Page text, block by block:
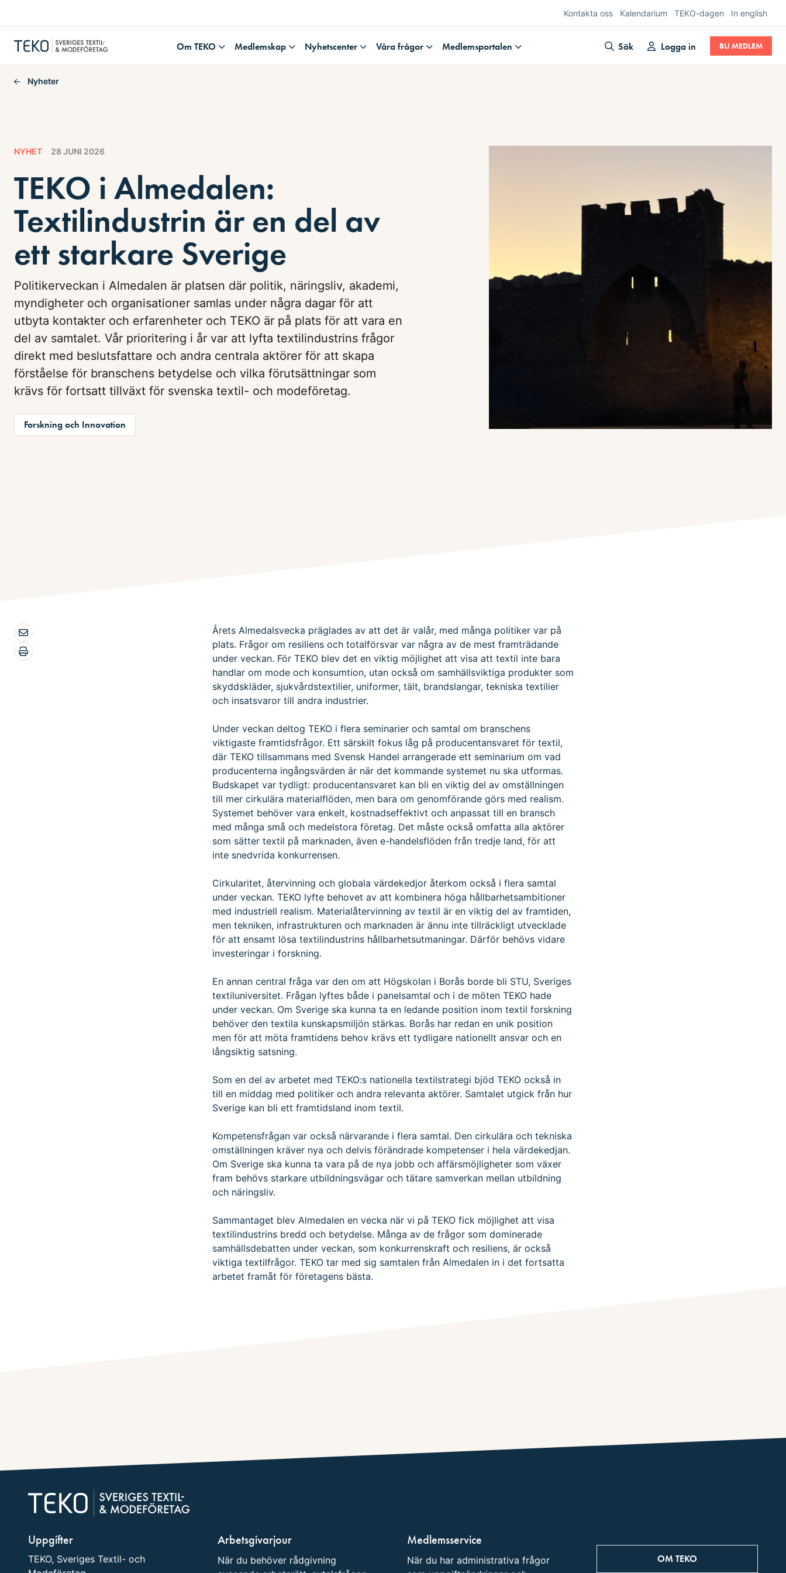
Kontakta oss Kalendarium TEKO-dagen In english
Om TEKO Medlemskap Nyhetscenter Våra frågor Medlemsportalen Sök Logga in BLI MEDLEM
Nyheter
NYHET 28 JUNI 2026
TEKO i Almedalen:
Textilindustrin är en del av
ett starkare Sverige
Politikerveckan i Almedalen är platsen där politik, näringsliv, akademi,
myndigheter och organisationer samlas under några dagar för att
utbyta kontakter och erfarenheter och TEKO är på plats för att vara en
del av samtalet. Vår prioritering i år var att lyfta textilindustrins frågor
direkt med beslutsfattare och andra centrala aktörer för att skapa
förståelse för branschens betydelse och vilka förutsättningar som
krävs för fortsatt tillväxt för svenska textil- och modeföretag.
Forskning och Innovation
Årets Almedalsvecka präglades av att det är valår, med många politiker var på
plats. Frågor om resiliens och totalförsvar var några av de mest framträdande
under veckan. För TEKO blev det en viktig möjlighet att visa att textil inte bara
handlar om mode och konsumtion, utan också om samhällsviktiga produkter som
skyddskläder, sjukvårdstextilier, uniformer, tält, brandslangar, tekniska textilier
och insatsvaror till andra industrier.
Under veckan deltog TEKO i flera seminarier och samtal om branschens
viktigaste framtidsfrågor. Ett särskilt fokus låg på producentansvaret för textil,
där TEKO tillsammans med Svensk Handel arrangerade ett seminarium om vad
producenterna ingångsvärden är när det kommande systemet nu ska utformas.
Budskapet var tydligt: producentansvaret kan bli en viktig del av omställningen
till mer cirkulära materialflöden, men bara om genomförande görs med realism.
Systemet behöver vara enkelt, kostnadseffektivt och anpassat till en bransch
med många små och medelstora företag. Det måste också omfatta alla aktörer
som sätter textil på marknaden, även e-handelsflöden från tredje land, för att
inte snedvrida konkurrensen.
Cirkularitet, återvinning och globala värdekedjor återkom också i flera samtal
under veckan. TEKO lyfte behovet av att kombinera höga hållbarhetsambitioner
med industriell realism. Materialåtervinning av textil är en viktig del av framtiden,
men tekniken, infrastrukturen och marknaden är ännu inte tillräckligt utvecklade
för att ensamt lösa textilindustrins hållbarhetsutmaningar. Därför behövs vidare
investeringar i forskning.
En annan central fråga var den om att Högskolan i Borås borde bli STU, Sveriges
textiluniversitet. Frågan lyftes både i panelsamtal och i de möten TEKO hade
under veckan. Om Sverige ska kunna ta en ledande position inom textil forskning
behöver den textila kunskapsmiljön stärkas. Borås har redan en unik position
men för att möta framtidens behov krävs ett tydligare nationellt ansvar och en
långsiktig satsning.
Som en del av arbetet med TEKO:s nationella textilstrategi bjöd TEKO också in
till en middag med politiker och andra relevanta aktörer. Samtalet utgick från hur
Sverige kan bli ett framtidsland inom textil.
Kompetensfrågan var också närvarande i flera samtal. Den cirkulära och tekniska
omställningen kräver nya och delvis förändrade kompetenser i hela värdekedjan.
Om Sverige ska kunna ta vara på de nya jobb och affärsmöjligheter som växer
fram behövs starkare utbildningsvägar och tätare samverkan mellan utbildning
och näringsliv.
Sammantaget blev Almedalen en vecka när vi på TEKO fick möjlighet att visa
textilindustrins bredd och betydelse. Många av de frågor som dominerade
samhällsdebatten under veckan, som konkurrenskraft och resiliens, är också
viktiga textilfrågor. TEKO tar med sig samtalen från Almedalen in i det fortsatta
arbetet framåt för företagens bästa.
Uppgifter
TEKO, Sveriges Textil- och
Arbetsgivarjour
När du behöver rådgivning
Medlemsservice
När du har administrativa frågor
OM TEKO